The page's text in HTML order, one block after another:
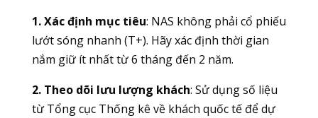
1. Xác định mục tiêu: NAS không phải cổ phiếu
lướt sóng nhanh (T+). Hãy xác định thời gian
nắm giữ ít nhất từ 6 tháng đến 2 năm.
2. Theo dõi lưu lượng khách: Sử dụng số liệu
từ Tổng cục Thống kê về khách quốc tế để dự